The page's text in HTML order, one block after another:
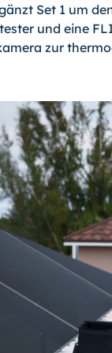
Set 1 um
und eine
zur